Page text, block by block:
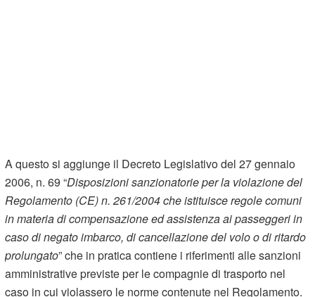
A questo si aggiunge il Decreto Legislativo del 27 gennaio
2006, n. 69 “Disposizioni sanzionatorie per la violazione del
Regolamento (CE) n. 261/2004 che istituisce regole comuni
in materia di compensazione ed assistenza ai passeggeri in
caso di negato imbarco, di cancellazione del volo o di ritardo
prolungato” che in pratica contiene i riferimenti alle sanzioni
amministrative previste per le compagnie di trasporto nel
caso in cui violassero le norme contenute nel Regolamento.